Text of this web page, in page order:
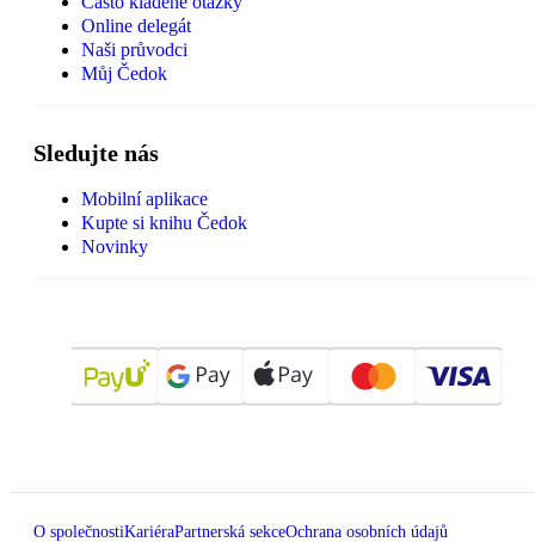
Online delegát
Naši průvodci
Můj Čedok
Sledujte nás
Mobilní aplikace
Kupte si knihu Čedok
Novinky
O společnostiKariéraPartnerská sekceOchrana osobních údajů